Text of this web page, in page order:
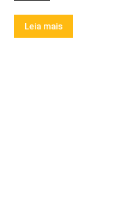
Leia mais